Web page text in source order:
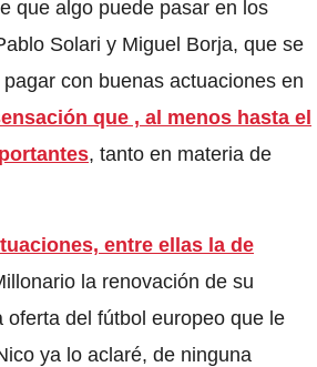
que algo puede pasar en los
Solari y Miguel Borja, que se
con buenas actuaciones en
que , al menos hasta el
, tanto en materia de
entre ellas la de
la renovación de su
del fútbol europeo que le
ya lo aclaré, de ninguna